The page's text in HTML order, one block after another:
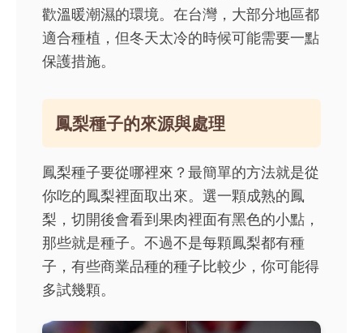
歡溫暖潮濕的環境。在台灣，大部分地區都
適合種植，但冬天太冷的時候可能需要一點
保護措施。
鳳梨種子的來源與處理
鳳梨種子要從哪裡來？最簡單的方法就是從
你吃的鳳梨裡面取出來。選一顆成熟的鳳
梨，切開後會看到果肉裡面有黑色的小點，
那些就是種子。不過不是每顆鳳梨都有種
子，有些商業品種的種子比較少，你可能得
多試幾顆。